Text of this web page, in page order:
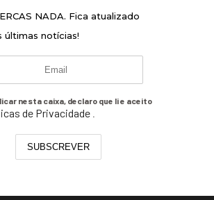
NADA. Fica atualizado
últimas notícias!
nesta caixa, declaro que li e aceito
de Privacidade
SUBSCREVER